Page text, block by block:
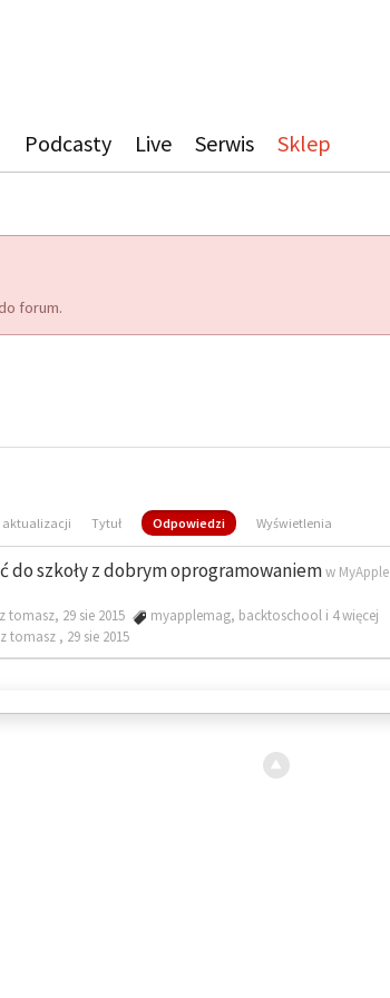
Podcasty Live Serwis Sklep
forum.
aktualizacji Tytuł Odpowiedzi Wyświetlenia
do szkoły z dobrym oprogramowaniemw MyApple
tomasz, 29 sie 2015
myapplemag, backtoschool i 4 więcej
tomasz , 29 sie 2015